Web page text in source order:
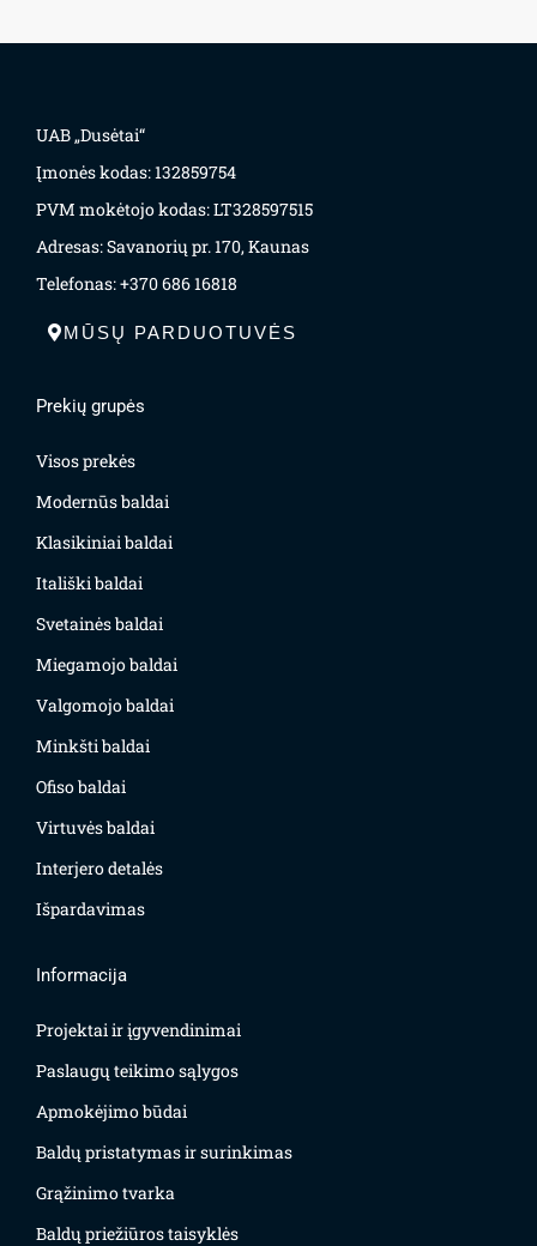
UAB „Dusėtai“
Įmonės kodas: 132859754
PVM mokėtojo kodas: LT328597515
Adresas: Savanorių pr. 170, Kaunas
Telefonas: +370 686 16818
MŪSŲ PARDUOTUVĖS
Prekių grupės
Visos prekės
Modernūs baldai
Klasikiniai baldai
Itališki baldai
Svetainės baldai
Miegamojo baldai
Valgomojo baldai
Minkšti baldai
Ofiso baldai
Virtuvės baldai
Interjero detalės
Išpardavimas
Informacija
Projektai ir įgyvendinimai
Paslaugų teikimo sąlygos
Apmokėjimo būdai
Baldų pristatymas ir surinkimas
Grąžinimo tvarka
Baldų priežiūros taisyklės